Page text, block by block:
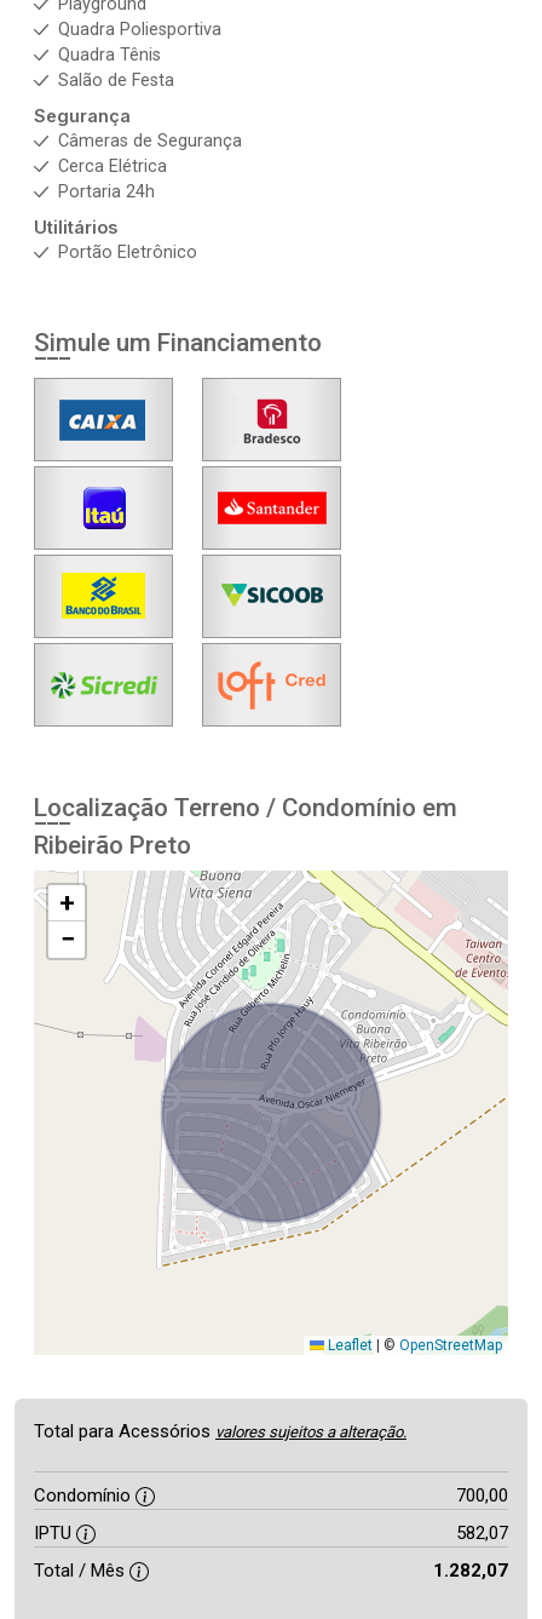
Playground
Quadra Poliesportiva
Quadra Tênis
Salão de Festa
Segurança
Câmeras de Segurança
Cerca Elétrica
Portaria 24h
Utilitários
Portão Eletrônico
Simule um Financiamento
Localização Terreno / Condomínio em
Ribeirão Preto
+
−
Leaflet © OpenStreetMap
Total para Acessórios valores sujeitos a alteração.
Condomínio
700,00
IPTU
582,07
Total / Mês
1.282,07